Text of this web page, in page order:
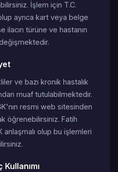
İşlem için T.C.
ayrıca kart veya belge
ilacın türüne ve hastanın
ve bazı kronik hastalık
muaf tutulabilmektedir.
resmi web sitesinden
öğrenebilirsiniz. Fatih
olup bu işlemleri